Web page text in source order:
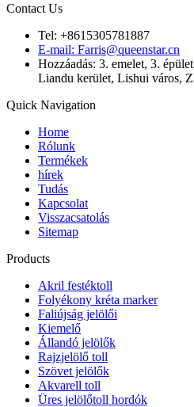
Contact Us
Tel: +8615305781887
E-mail: Farris@queenstar.cn
Hozzáadás: 3. emelet, 3.
Liandu kerület, Lishui város,
Quick Navigation
Home
Rólunk
Termékek
hírek
Tudás
Kapcsolat
Visszacsatolás
Sitemap
Products
Akril festéktoll
Folyékony kréta marker
Faliújság jelölői
Kiemelő
Állandó jelölők
Rajzjelölő toll
Szövet jelölők
Akvarell toll
Üres jelölőtoll hordók